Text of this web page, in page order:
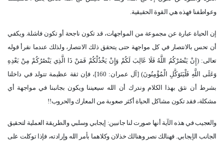
وعواطفنا فهذه هي القوة الحقيقية.
إن الحياة عبارة عن مجموعة من المواجهات، قد تكون ناجحة أو تكون فاشلة. ويكفي
أن تحس بالانتصار في كل مواجهة حتى يتحقق ذلك الانتصار، ولذلك عندما نقرأ قوله
تعالى: (إِنْ يَنْصُرْكُمُ اللَّهُ فَلَا غَالِبَ لَكُمْ وَإِنْ يَخْذُلْكُمْ فَمَنْ ذَا الَّذِي يَنْصُرُكُمْ مِنْ بَعْدِهِ
وَعَلَى اللَّهِ فَلْيَتَوَكَّلِ الْمُؤْمِنُونَ) [آل عمران: 160]، فإن ثقة عظيمة تتولد في داخلنا
بشرط أن نثق بهذا الكلام وندرك أن الله سيعيننا ويكون بجانبنا في مواجهة أي
مشكلة، فقد تكون مشاكل الحياة أكثر صعوبة من المعارك والحروب!!
والعجيب في هذه الآية أنها صورت لنا جانبين: إيجابي وسلبي والطريقة العملية لتحقيق
الجانب الإيجابي. فهنالك نصر وهنالك خذلان وكلاهما بأمر الله وإرادته، فإذا توكلت على